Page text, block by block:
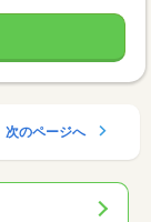
次のページへ